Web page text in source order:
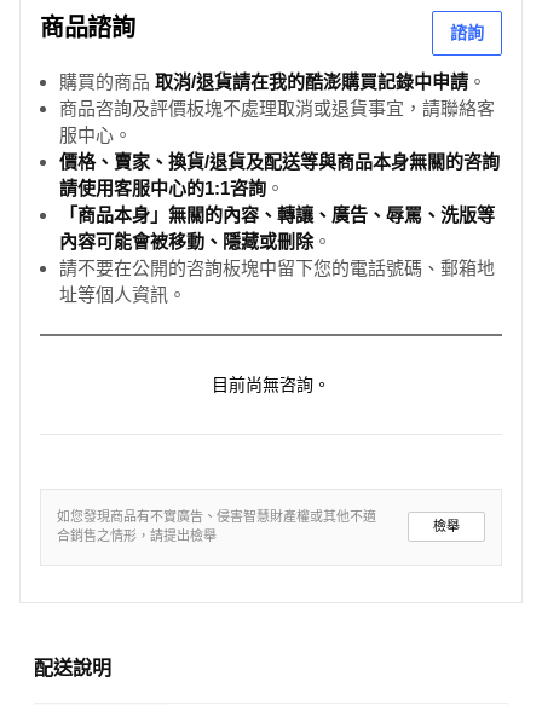
商品諮詢 諮詢
購買的商品 取消/退貨請在我的酷澎購買記錄中申請 。
商品咨詢及評價板塊不處理取消或退貨事宜，請聯絡客
服中心。
價格、賣家、換貨/退貨及配送等與商品本身無關的咨詢
請使用客服中心的1:1咨詢 。
「商品本身」無關的內容、轉讓、廣告、辱罵、洗版等
內容可能會被移動、隱藏或刪除。
請不要在公開的咨詢板塊中留下您的電話號碼、郵箱地
址等個人資訊。
目前尚無咨詢。
如您發現商品有不實廣告、侵害智慧財產權或其他不適
合銷售之情形，請提出檢舉
檢舉
配送說明